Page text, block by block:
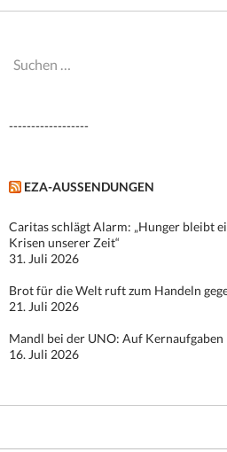
Suchen
------------------
EZA-AUSSENDUNGEN
Caritas schlägt Alarm: „Hunger bleibt
Krisen unserer Zeit“
31. Juli 2026
Brot für die Welt ruft zum Handeln
21. Juli 2026
Mandl bei der UNO: Auf
16. Juli 2026